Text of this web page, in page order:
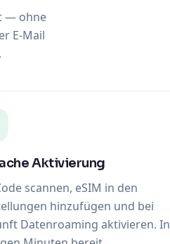
— ohne
E-Mail
Aktivierung
scannen, eSIM in den
hinzufügen und bei
Datenroaming aktivieren. In